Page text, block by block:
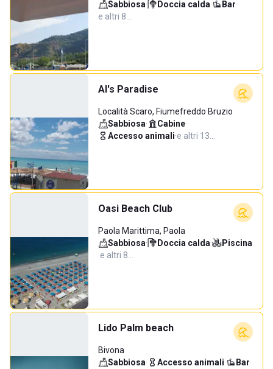
Sabbiosa· Doccia calda· Bar·
e altri 8…
Al's Paradise
Località Scaro, Fiumefreddo Bruzio
Sabbiosa· Cabine·
Accesso animali·e altri 13…
Oasi Beach Club
Paola Marittima, Paola
Sabbiosa· Doccia calda·
Piscina
·e altri 8…
Lido Palm beach
Bivona
Sabbiosa· Accesso animali· Bar·